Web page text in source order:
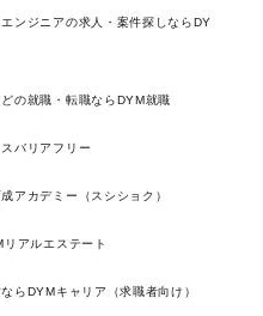
ンジニアの求人・案件探しならDY
の就職・転職ならDYM就職
バリアフリー
アカデミー（スシショク）
アルエステート
らDYMキャリア（求職者向け）